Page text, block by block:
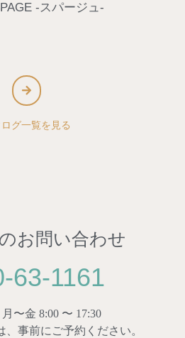
ニットバス GRANSPA -グラ
ログ一覧を見る
お問い合わせ
63-1161
〜金 8:00 〜 17:30
事前にご予約ください。